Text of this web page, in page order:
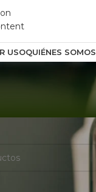
USOQUIÉNES SOMOS